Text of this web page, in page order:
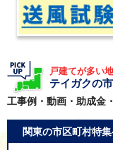
戸建てが多い
テイガクの
工事例・動画・助成金
関東の市区町村特